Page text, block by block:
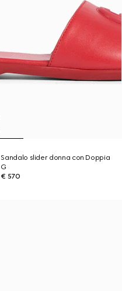
Sandalo slider donna con Doppia
G
€ 570